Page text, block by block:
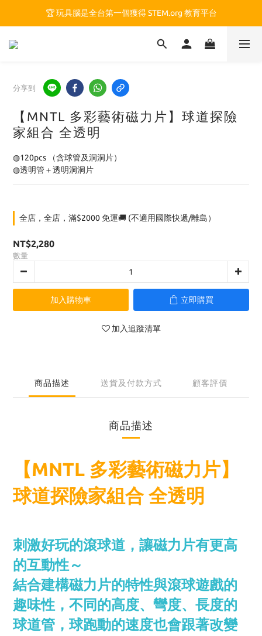
🏆 玩具腦是全台第一個獲得 STEM.org 教育平台
🏆 玩具腦是全台第一個獲得 STEM.org 教育平台
🍎 玩具腦最特別的 VIP 制度 👉
分享到
【MNTL 多彩藝術磁力片】球道探險
家組合 全透明
◍120pcs （含球管及洞洞片）
◍透明管＋透明洞洞片
全店，全店，滿$2000 免運🚚 (不適用國際快遞/離島）
NT$2,280
數量
加入購物車 立即購買
加入追蹤清單
商品描述 送貨及付款方式 顧客評價
商品描述
【MNTL 多彩藝術磁力片】
球道探險家組合 全透明
刺激好玩的滾球道，讓磁力片有更高
的互動性～
結合建構磁力片的特性與滾球遊戲的
趣味性，不同的高度、彎度、長度的
球道管，球跑動的速度也會跟著改變